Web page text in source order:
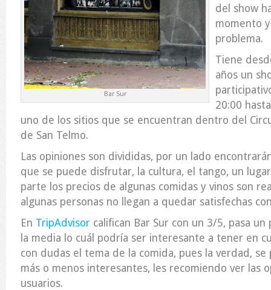
Bar Sur
del show
momento
problema.
Tiene
años un
20:00
uno de los sitios que se encuentran dentro del
de San Telmo.
Las opiniones son divididas, por un lado
que se puede disfrutar, la cultura, el tango, un
parte los precios de algunas comidas y vinos son
algunas personas no llegan a quedar satisfechas
En TripAdvisor califican Bar Sur con un 3/5, pasa
la media lo cuál podría ser interesante a tener en
con dudas el tema de la comida, pues la verdad, se
más o menos interesantes, les recomiendo ver las
usuarios.